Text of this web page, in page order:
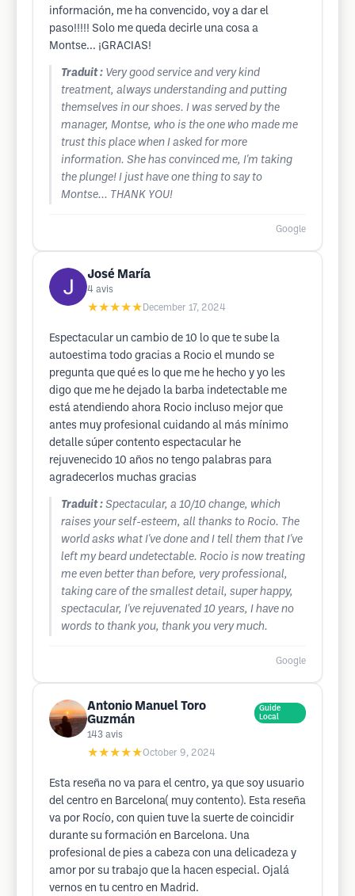
información, me ha convencido, voy a dar el
paso!!!!! Solo me queda decirle una cosa a
Montse... ¡GRACIAS!
Traduit : Very good service and very kind
treatment, always understanding and putting
themselves in our shoes. I was served by the
manager, Montse, who is the one who made me
trust this place when I asked for more
information. She has convinced me, I'm taking
the plunge! I just have one thing to say to
Montse... THANK YOU!
Google
José María
4 avis
★★★★★ December 17, 2024
Espectacular un cambio de 10 lo que te sube la
autoestima todo gracias a Rocio el mundo se
pregunta que qué es lo que me he hecho y yo les
digo que me he dejado la barba indetectable me
está atendiendo ahora Rocio incluso mejor que
antes muy profesional cuidando al más mínimo
detalle súper contento espectacular he
rejuvenecido 10 años no tengo palabras para
agradecerlos muchas gracias
Traduit : Spectacular, a 10/10 change, which
raises your self-esteem, all thanks to Rocio. The
world asks what I've done and I tell them that I've
left my beard undetectable. Rocio is now treating
me even better than before, very professional,
taking care of the smallest detail, super happy,
spectacular, I've rejuvenated 10 years, I have no
words to thank you, thank you very much.
Google
Antonio Manuel Toro
Guzmán
Guide
Local
143 avis
★★★★★October 9, 2024
Esta reseña no va para el centro, ya que soy usuario
del centro en Barcelona( muy contento). Esta reseña
va por Rocío, con quien tuve la suerte de coincidir
durante su formación en Barcelona. Una
profesional de pies a cabeza con una delicadeza y
amor por su trabajo que la hacen especial. Ojalá
vernos en tu centro en Madrid.